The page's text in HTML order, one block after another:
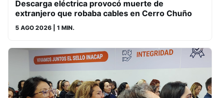
Descarga eléctrica provocó muerte de
extranjero que robaba cables en Cerro Chuño
5 AGO 2026 | 1 MIN.